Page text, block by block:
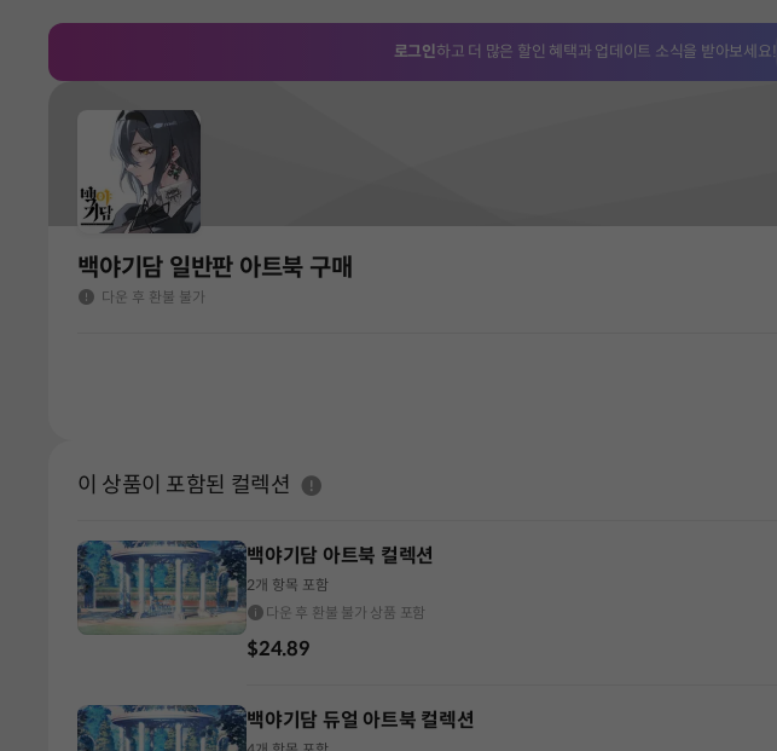
로그인하고 더 많은 할인 혜택과 업데이트 소식을 받아보세요!
백야기담 일반판 아트북 구매
다운 후 환불 불가
이 상품이 포함된 컬렉션 도움말
백야기담 아트북 컬렉션
2개 항목 포함
다운 후 환불 불가 상품 포함
$24.89
백야기담 듀얼 아트북 컬렉션